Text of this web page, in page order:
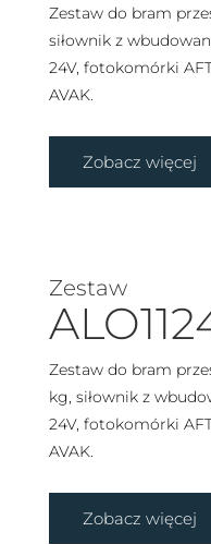
Zestaw do bram
siłownik z
24V, fotokomórki
AVAK.
Zobacz więcej
Zestaw
Zestaw do bram
kg, siłownik z
24V, fotokomórki
AVAK.
Zobacz więcej